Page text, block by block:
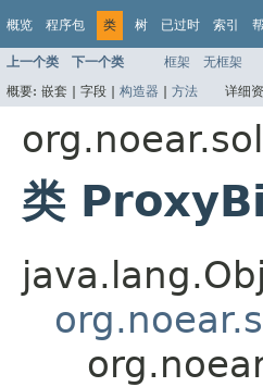
概览 程序包 类 树 已过时 索引
上一个类 下一个类 框架 无框架
概要: 嵌套 | 字段 | 构造器 | 方法 详细
类